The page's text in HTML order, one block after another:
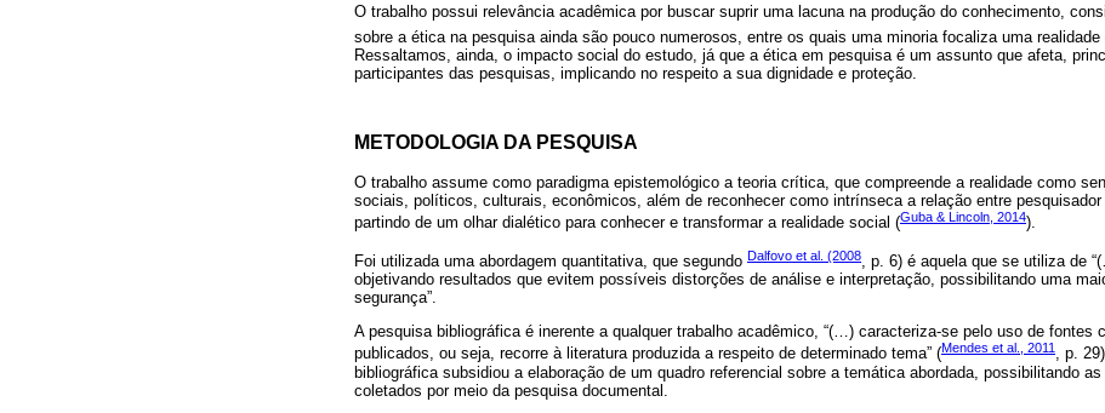
O trabalho possui relevância acadêmica por buscar suprir uma lacuna na produção do conhecimento,
sobre a ética na pesquisa ainda são pouco numerosos, entre os quais uma minoria focaliza uma realidade
Ressaltamos, ainda, o impacto social do estudo, já que a ética em pesquisa é um assunto que afeta,
participantes das pesquisas, implicando no respeito a sua dignidade e proteção.
METODOLOGIA DA PESQUISA
O trabalho assume como paradigma epistemológico a teoria crítica, que compreende a realidade como
sociais, políticos, culturais, econômicos, além de reconhecer como intrínseca a relação entre
partindo de um olhar dialético para conhecer e transformar a realidade social (Guba & Lincoln, 2014).
Foi utilizada uma abordagem quantitativa, que segundo Dalfovo et al. (2008
, p. 6) é aquela que se utiliza de
objetivando resultados que evitem possíveis distorções de análise e interpretação, possibilitando uma
segurança”.
A pesquisa bibliográfica é inerente a qualquer trabalho acadêmico, “(…) caracteriza-se pelo uso de fontes
publicados, ou seja, recorre à literatura produzida a respeito de determinado tema” (Mendes et al., 2011 , p.
bibliográfica subsidiou a elaboração de um quadro referencial sobre a temática abordada, possibilitando
coletados por meio da pesquisa documental.